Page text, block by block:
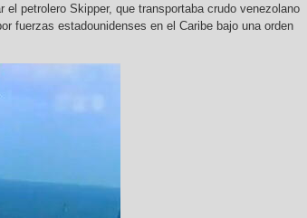
petrolero Skipper, que transportaba crudo venezolano
fuerzas estadounidenses en el Caribe bajo una orden